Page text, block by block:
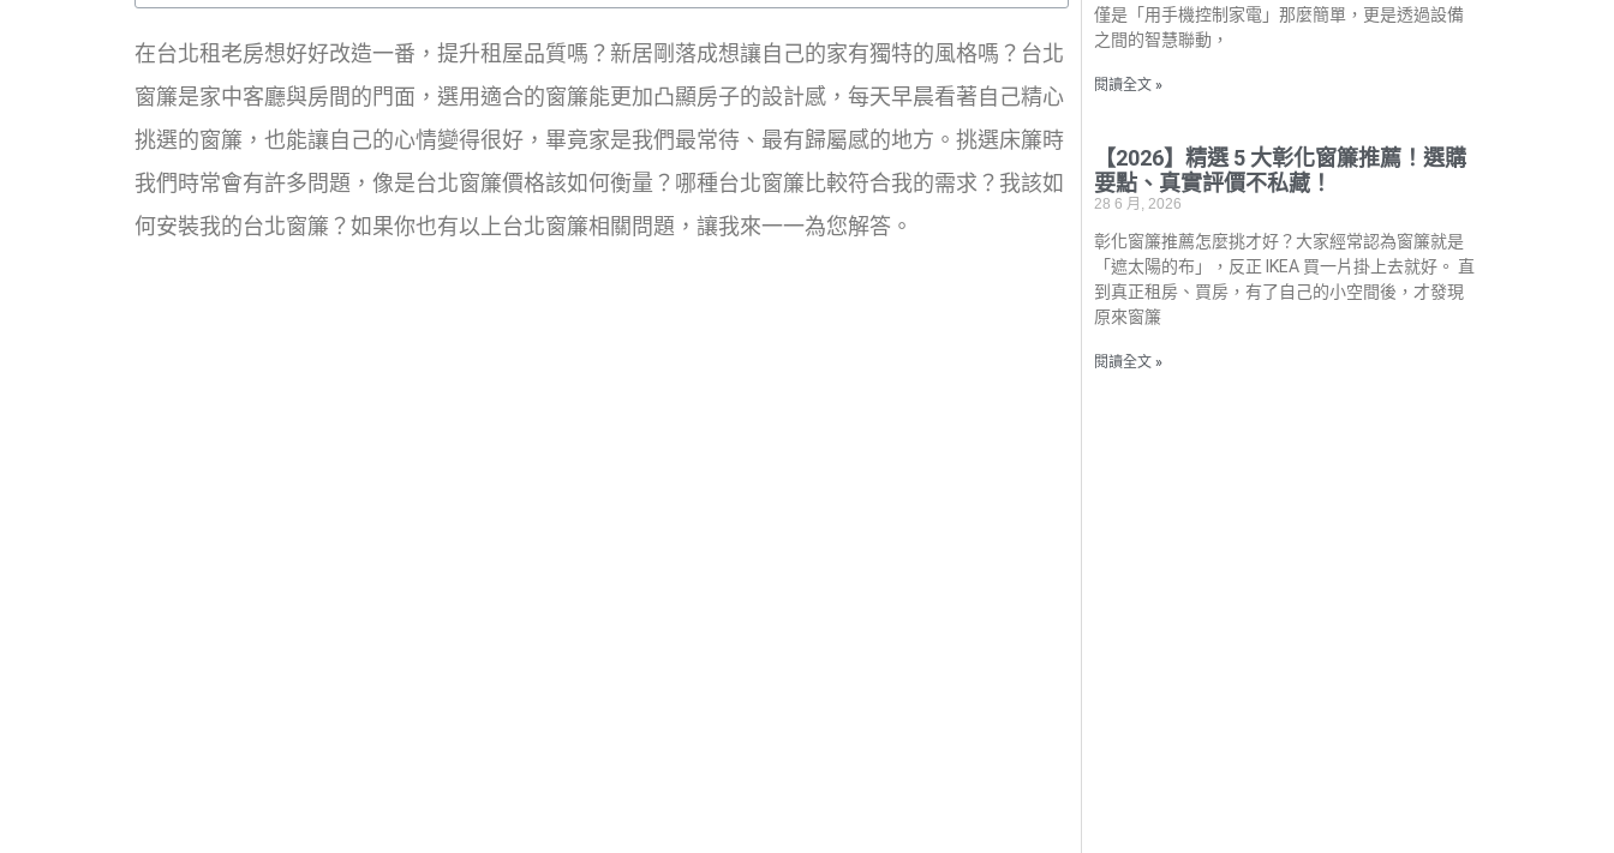
在台北租老房想好好改造一番，提升租屋品質嗎？新居剛落成想讓自己的家有獨特的風格嗎？台北
窗簾是家中客廳與房間的門面，選用適合的窗簾能更加凸顯房子的設計感，每天早晨看著自己精心
挑選的窗簾，也能讓自己的心情變得很好，畢竟家是我們最常待、最有歸屬感的地方。挑選床簾時
我們時常會有許多問題，像是台北窗簾價格該如何衡量？哪種台北窗簾比較符合我的需求？我該如
何安裝我的台北窗簾？如果你也有以上台北窗簾相關問題，讓我來一一為您解答。
僅是「用手機控制家電」那麼簡單，更是透過設備
之間的智慧聯動，
閱讀全文 »
【2026】精選 5 大彰化窗簾推薦！選購
要點、真實評價不私藏！
28 6 月, 2026
彰化窗簾推薦怎麼挑才好？大家經常認為窗簾就是
「遮太陽的布」，反正 IKEA 買一片掛上去就好。 直
到真正租房、買房，有了自己的小空間後，才發現
原來窗簾
閱讀全文 »